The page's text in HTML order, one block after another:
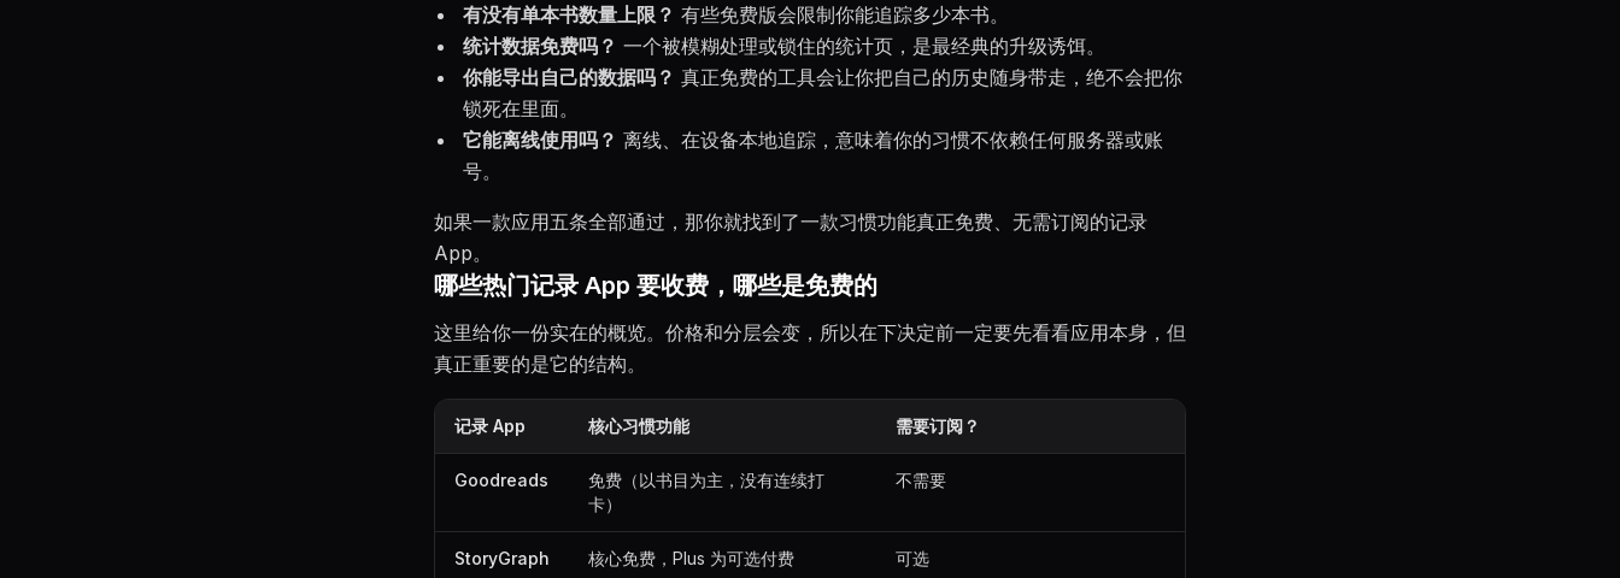
有没有单本书数量上限？ 有些免费版会限制你能追踪多少本书。
统计数据免费吗？ 一个被模糊处理或锁住的统计页，是最经典的升级诱饵。
你能导出自己的数据吗？ 真正免费的工具会让你把自己的历史随身带走，绝不会把你
锁死在里面。
它能离线使用吗？ 离线、在设备本地追踪，意味着你的习惯不依赖任何服务器或账
号。
如果一款应用五条全部通过，那你就找到了一款习惯功能真正免费、无需订阅的记录
App。
哪些热门记录 App 要收费，哪些是免费的
这里给你一份实在的概览。价格和分层会变，所以在下决定前一定要先看看应用本身，但
真正重要的是它的结构。
记录 App 核心习惯功能 需要订阅？
Goodreads
免费（以书目为主，没有连续打
卡）
不需要
StoryGraph 核心免费，Plus 为可选付费 可选